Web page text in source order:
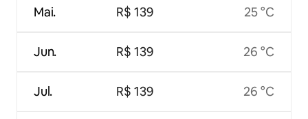
Mai.
Jun.
Jul.
R$ 139
R$ 139
R$ 139
25 °C
26 °C
26 °C